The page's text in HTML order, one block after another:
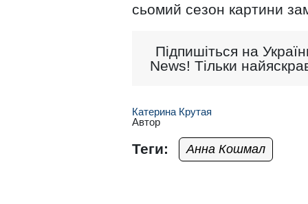
сьомий сезон картини
Підпишіться на
News! Тільки
Катерина Крутая
Автор
Теги: Анна Кошмал